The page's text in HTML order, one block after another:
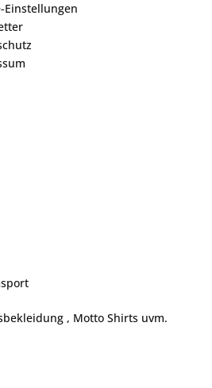
Einstellungen
, Motto Shirts uvm.